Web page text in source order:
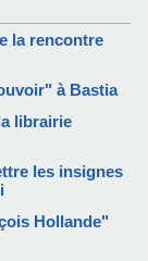
la rencontre
à Bastia
librairie
les insignes
Hollande"